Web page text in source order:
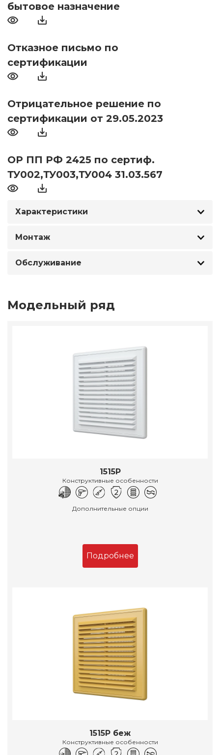
бытовое назначение
Отказное письмо по
сертификации
Отрицательное решение по
сертификации от 29.05.2023
ОР ПП РФ 2425 по сертиф.
ТУ002,ТУ003,ТУ004 31.03.567
Характеристики
Монтаж
Обслуживание
Модельный ряд
1515Р
Конструктивные особенности
Дополнительные опции
Подробнее
1515Р беж
Конструктивные особенности